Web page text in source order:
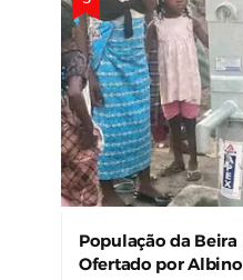
População da Beira
Ofertado por Albino